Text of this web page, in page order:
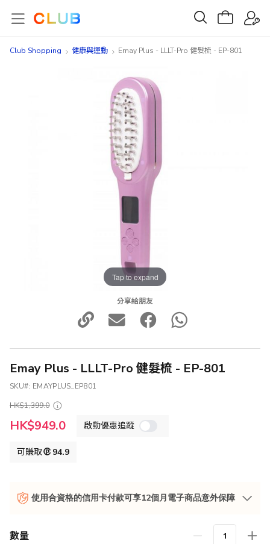
Club Shopping 健康與運動 Emay Plus - LLLT-Pro 健髮梳 - EP-801
Tap to expand
分享給朋友
Emay Plus - LLLT-Pro 健髮梳 - EP-801
SKU
EMAYPLUS_EP801
HK$1,399.0
特
殊
HK$949.0 啟動優惠追蹤
可賺取 94.9
使用合資格的信用卡付款可享12個月電子商品意外保障
數量